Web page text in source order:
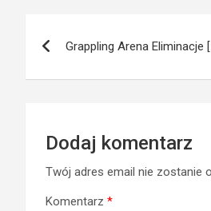
wpisu
Grappling Arena Eliminacje
Dodaj komentarz
Twój adres email nie zostanie
Komentarz *